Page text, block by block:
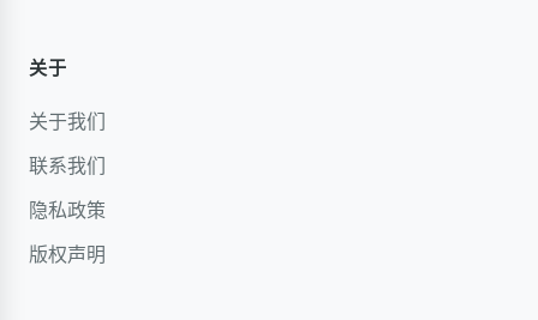
关于
关于我们
联系我们
隐私政策
版权声明